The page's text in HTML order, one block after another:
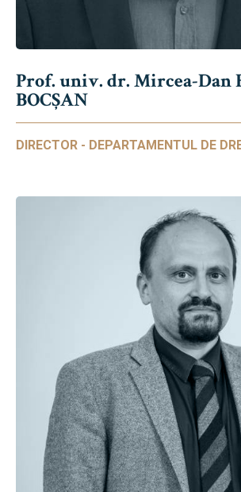
Prof. univ. dr. Mircea-Dan
BOCȘAN
DIRECTOR - DEPARTAMENTUL DE